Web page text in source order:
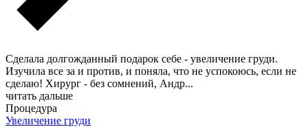
Сделала долгожданный подарок себе - увеличение груди.
Изучила все за и против, и поняла, что не успокоюсь, если не
сделаю! Хирург - без сомнений, Андр...
читать дальше
Процедура
Увеличение груди